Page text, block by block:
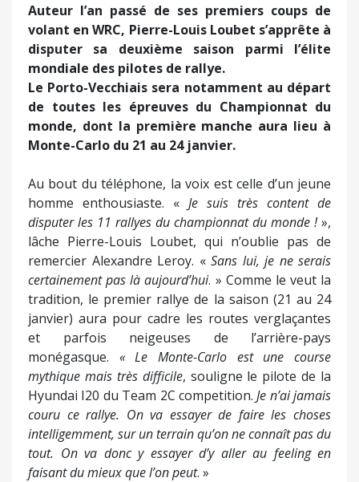
Auteur l’an passé de ses premiers coups de
volant en WRC, Pierre-Louis Loubet s’apprête à
disputer sa deuxième saison parmi l’élite
mondiale des pilotes de rallye.
Le Porto-Vecchiais sera notamment au départ
de toutes les épreuves du Championnat du
monde, dont la première manche aura lieu à
Monte-Carlo du 21 au 24 janvier.
Au bout du téléphone, la voix est celle d’un jeune
homme enthousiaste. « Je suis très content de
disputer les 11 rallyes du championnat du monde !»,
lâche Pierre-Louis Loubet, qui n’oublie pas de
remercier Alexandre Leroy. « Sans lui, je ne serais
certainement pas là aujourd’hui. » Comme le veut la
tradition, le premier rallye de la saison (21 au 24
janvier) aura pour cadre les routes verglaçantes
et parfois neigeuses de l’arrière-pays
monégasque. « Le Monte-Carlo est une course
mythique mais très difficile, souligne le pilote de la
Hyundai I20 du Team 2C competition.Je n’ai jamais
couru ce rallye. On va essayer de faire les choses
intelligemment, sur un terrain qu’on ne connaît pas du
tout. On va donc y essayer d’y aller au feeling en
faisant du mieux que l’on peut. »